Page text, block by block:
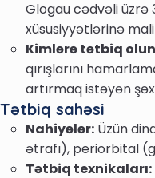
Glogau cədvəli
xüsusiyyətlərinə
Kimlərə tətbiq
qırışlarını
artırmaq istəyən
Tətbiq sahəsi
Nahiyələr: Üzün
ətrafı), periorbital
Tətbiq texnikaları: